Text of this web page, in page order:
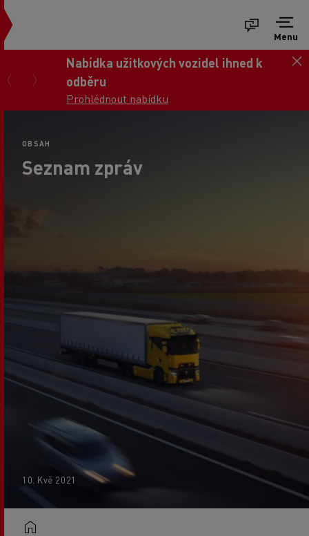
Menu
Nabídka užitkových vozidel ihned k
odběru
Prohlédnout nabídku
OBSAH
Seznam zpráv
10. Kvě 2021